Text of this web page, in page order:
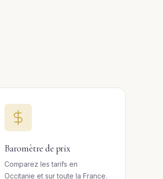
Baromètre de prix
Comparez les tarifs en
Occitanie et sur toute la France.